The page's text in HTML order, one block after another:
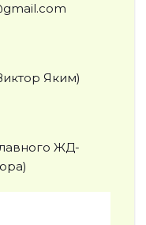
Яким)
ЖД-